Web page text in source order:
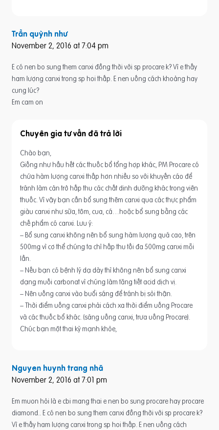
Trần quỳnh như
November 2, 2016 at 7:04 pm
E có nen bo sung them canxi đồng thời với sp procare k? Vì e thấy
ham lượng canxi trong sp hoi thấp. E nen uống cách khoảng hay
cung lúc?
Em cam on
Chuyên gia tư vấn
Chào bạn,
Giống như hầu hết các thuốc bổ tổng hợp khác, PM Procare có
chứa hàm lượng canxi thấp hơn nhiều so với khuyến cáo để
tránh làm cản trở hấp thu các chất dinh dưỡng khác trong viên
thuốc. Vì vậy bạn cần bổ sung thêm canxi qua các thực phẩm
giàu canxi như sữa, tôm, cua, cá…hoặc bổ sung bằng các
chế phẩm có canxi. Lưu ý:
– Bổ sung canxi không nên bổ sung hàm lượng quá cao, trên
500mg vì cơ thể chúng ta chỉ hấp thu tối đa 500mg canxi mỗi
lần.
– Nếu bạn có bệnh lý dạ dày thì không nên bổ sung canxi
dạng muối carbonat vì chúng làm tăng tiết acid dịch vị.
– Nên uống canxi vào buổi sáng để tránh bị sỏi thận.
– Thời điểm uống canxi phải cách xa thời điểm uống Procare
và các thuốc bổ khác. (sáng uống canxi, trưa uống Procare).
Chúc bạn một thai kỳ mạnh khỏe,
Nguyen huynh trang nhã
November 2, 2016 at 7:01 pm
Em muon hỏi là e cbi mang thai e nen bo sung procare hay procare
diamond.. E có nen bo sung them canxi đồng thời với sp procare k?
Vì e thấy ham lượng canxi trong sp hoi thấp. E nen uống cách